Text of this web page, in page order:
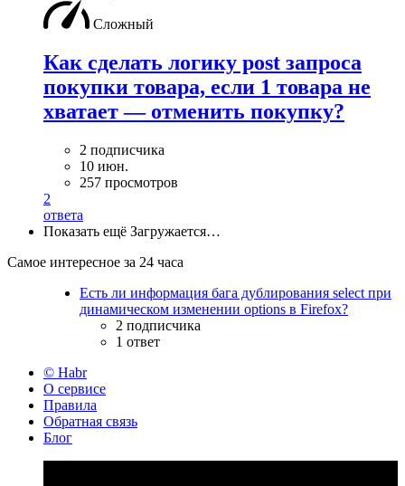
Сложный
Как сделать логику post запроса
покупки товара, если 1 товара не
хватает — отменить покупку?
2 подписчика
10 июн.
257 просмотров
2
ответа
Показать ещё Загружается…
Самое интересное за 24 часа
Есть ли информация бага дублирования select при
динамическом изменении options в Firefox?
2 подписчика
1 ответ
© Habr
О сервисе
Правила
Обратная связь
Блог